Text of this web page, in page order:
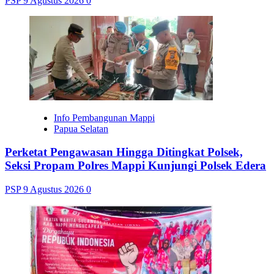
Info Pembangunan Mappi
Papua Selatan
Perketat Pengawasan Hingga Ditingkat Polsek,
Seksi Propam Polres Mappi Kunjungi Polsek Edera
PSP9 Agustus 2026 0